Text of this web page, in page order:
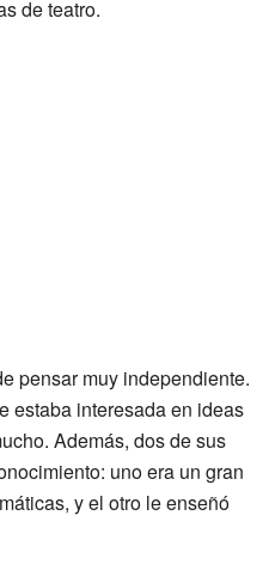
de teatro.
pensar muy independiente.
estaba interesada en ideas
Además, dos de sus
uno era un gran
y el otro le enseñó